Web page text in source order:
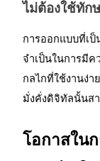
ผลตอบแทนสู
ไม่ต้องใช้ทัก
การออกแบบที่เ
จำเป็นในการมีค
กลไกที่ใช้งานง่า
มั่งคั่งดิจิทัลนั้นส
โอกาสใน